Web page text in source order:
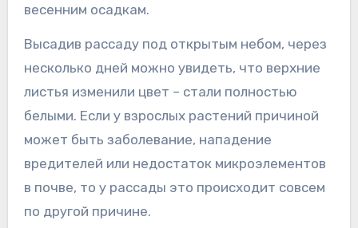
весенним осадкам.
Высадив рассаду под открытым небом, через
несколько дней можно увидеть, что верхние
листья изменили цвет – стали полностью
белыми. Если у взрослых растений причиной
может быть заболевание, нападение
вредителей или недостаток микроэлементов
в почве, то у рассады это происходит совсем
по другой причине.